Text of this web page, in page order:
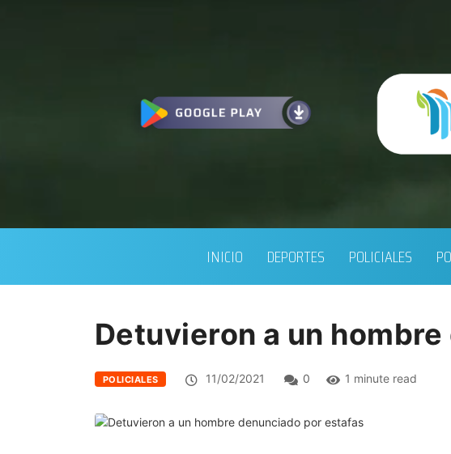
INICIO DEPORTES POLICIALES
Detuvieron a un
POLICIALES 11/02/2021 0 1 minute read